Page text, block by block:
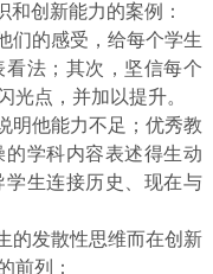
创新能力的案例：
们的感受，给每个学生
法；其次，坚信每个
光点，并加以提升。
明他能力不足；优秀教
学科内容表述得生动
学生连接历史、现在与
的发散性思维而在创新
前列：